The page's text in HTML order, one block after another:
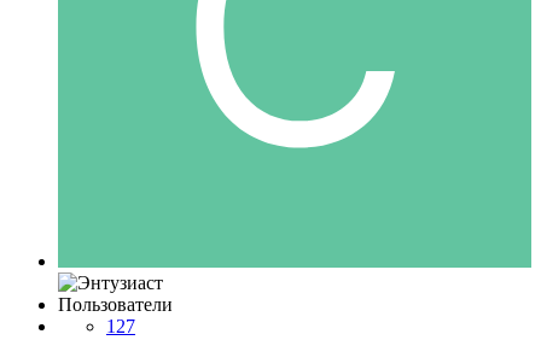
Пользователи
127